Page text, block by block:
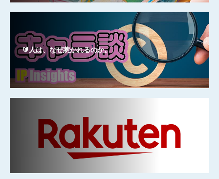
🔰人は、なぜ惹かれるのか。